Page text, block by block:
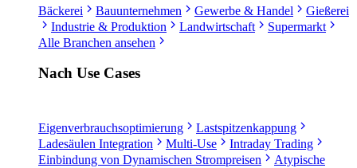
Bäckerei Bauunternehmen Gewerbe & Handel
Gießerei
Industrie & Produktion
Landwirtschaft
Supermarkt
Alle Branchen ansehen
Nach Use Cases
Eigenverbrauchsoptimierung
Lastspitzenkappung
Ladesäulen Integration
Multi-Use
Intraday Trading
Einbindung von Dynamischen Strompreisen
Atypische